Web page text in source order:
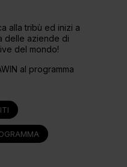
alla tribù ed inizi a
delle aziende di
del mondo!
al programma